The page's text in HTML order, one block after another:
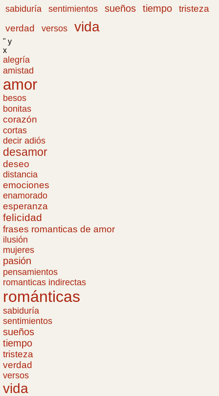
sabiduría sentimientos sueños tiempo
tristeza
verdad
versos vida
" y
x
alegría
amistad
amor
besos
bonitas
corazón
cortas
decir adiós
desamor
deseo
distancia
emociones
enamorado
esperanza
felicidad
frases romanticas de amor
ilusión
mujeres
pasión
pensamientos
romanticas indirectas
románticas
sabiduría
sentimientos
sueños
tiempo
tristeza
verdad
versos
vida